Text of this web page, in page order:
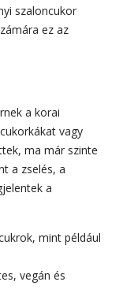
szaloncukor
ez az
a korai
vagy
ma már szinte
a zselés, a
a
mint például
vegán és